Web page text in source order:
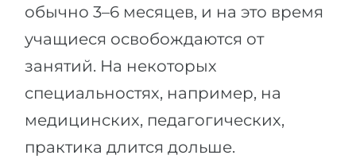
обычно 3–6 месяцев, и на это время
учащиеся освобождаются от
занятий. На некоторых
специальностях, например, на
медицинских, педагогических,
практика длится дольше.